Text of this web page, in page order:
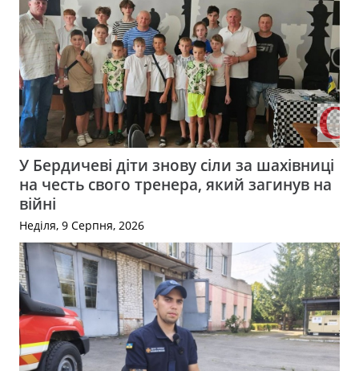
У Бердичеві діти знову сіли за шахівниці
на честь свого тренера, який загинув на
війні
Неділя, 9 Серпня, 2026